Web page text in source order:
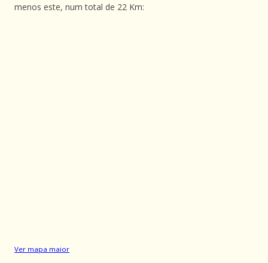
menos este, num total de 22 Km:
Ver mapa maior